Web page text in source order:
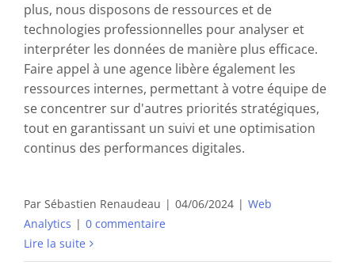
plus, nous disposons de ressources et de
technologies professionnelles pour analyser et
interpréter les données de manière plus efficace.
Faire appel à une agence libère également les
ressources internes, permettant à votre équipe de
se concentrer sur d'autres priorités stratégiques,
tout en garantissant un suivi et une optimisation
continus des performances digitales.
Par Sébastien Renaudeau | 04/06/2024 | Web
Analytics | 0 commentaire
Lire la suite